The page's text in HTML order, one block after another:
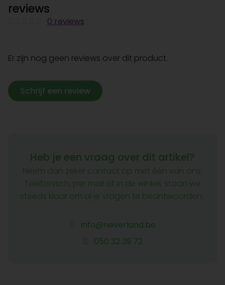
reviews
0 reviews
Er zijn nog geen reviews over dit product.
Schrijf een review
Heb je een vraag over dit artikel?
Neem dan zeker contact op met één van ons.
Telefonisch, per mail of in de winkel, staan we
steeds klaar om al je vragen te beantwoorden.
info@neverland.be
050 32 39 72